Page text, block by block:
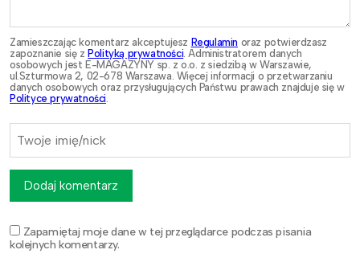
Zamieszczając komentarz akceptujesz Regulamin oraz potwierdzasz
zapoznanie się z Polityką prywatności. Administratorem danych
osobowych jest E-MAGAZYNY sp. z o.o. z siedzibą w Warszawie,
ul.Szturmowa 2, 02-678 Warszawa. Więcej informacji o przetwarzaniu
danych osobowych oraz przysługujących Państwu prawach znajduje się w
Polityce prywatności.
Zapamiętaj moje dane w tej przeglądarce podczas pisania
kolejnych komentarzy.
Dodaj komentarz